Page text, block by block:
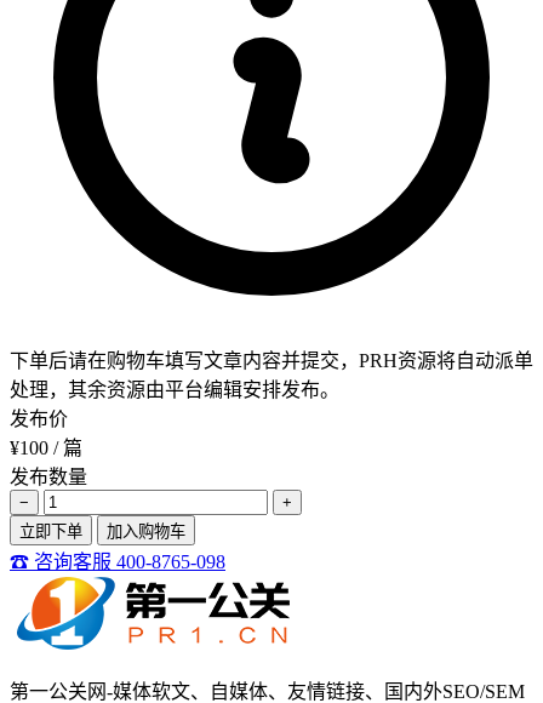
下单后请在购物车填写文章内容并提交，PRH资源将自动派单
处理，其余资源由平台编辑安排发布。
发布价
¥100 / 篇
发布数量
−
+
立即下单
加入购物车
☎ 咨询客服 400-8765-098
第一公关网-媒体软文、自媒体、友情链接、国内外SEO/SEM